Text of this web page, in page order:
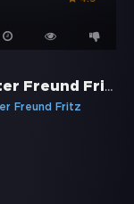
Mein alter Freund Fritz